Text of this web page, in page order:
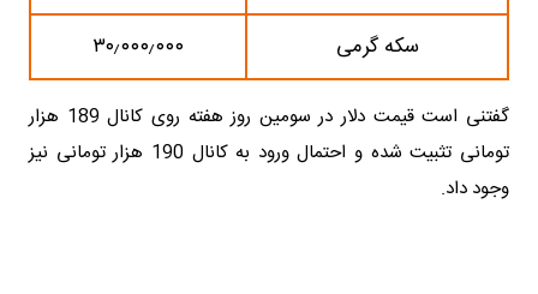
سکه گرمی
۳۰٫۰۰۰٫۰۰۰
گفتنی است قیمت دلار در سومین روز هفته روی کانال 189 هزار
تومانی تثبیت شده و احتمال ورود به کانال 190 هزار تومانی نیز
وجود داد.